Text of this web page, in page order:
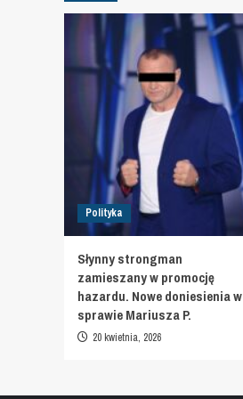
Polityka
Słynny strongman
zamieszany w promocję
hazardu. Nowe doniesienia w
sprawie Mariusza P.
20 kwietnia, 2026